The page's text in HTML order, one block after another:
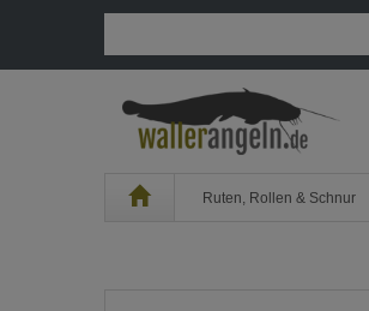
Home Ruten, Rollen & Schnur